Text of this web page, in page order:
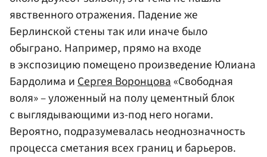
явственного отражения. Падение же
Берлинской стены так или иначе было
обыграно. Например, прямо на входе
в экспозицию помещено произведение Юлиана
Бардолима иСергея Воронцова«Свободная
воля» – уложенный на полу цементный блок
с выглядывающими из-под него ногами.
Вероятно, подразумевалась неоднозначность
процесса сметания всех границ и барьеров.